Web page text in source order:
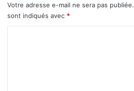
Votre adresse e-mail ne sera pas publiée.
sont indiqués avec *